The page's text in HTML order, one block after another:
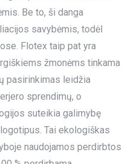
Be to, ši danga
savybėmis, todėl
Flotex taip pat yra
žmonėms tinkama
pasirinkimas leidžia
sprendimų, o
suteikia galimybę
Tai ekologiškas
naudojamos perdirbtos